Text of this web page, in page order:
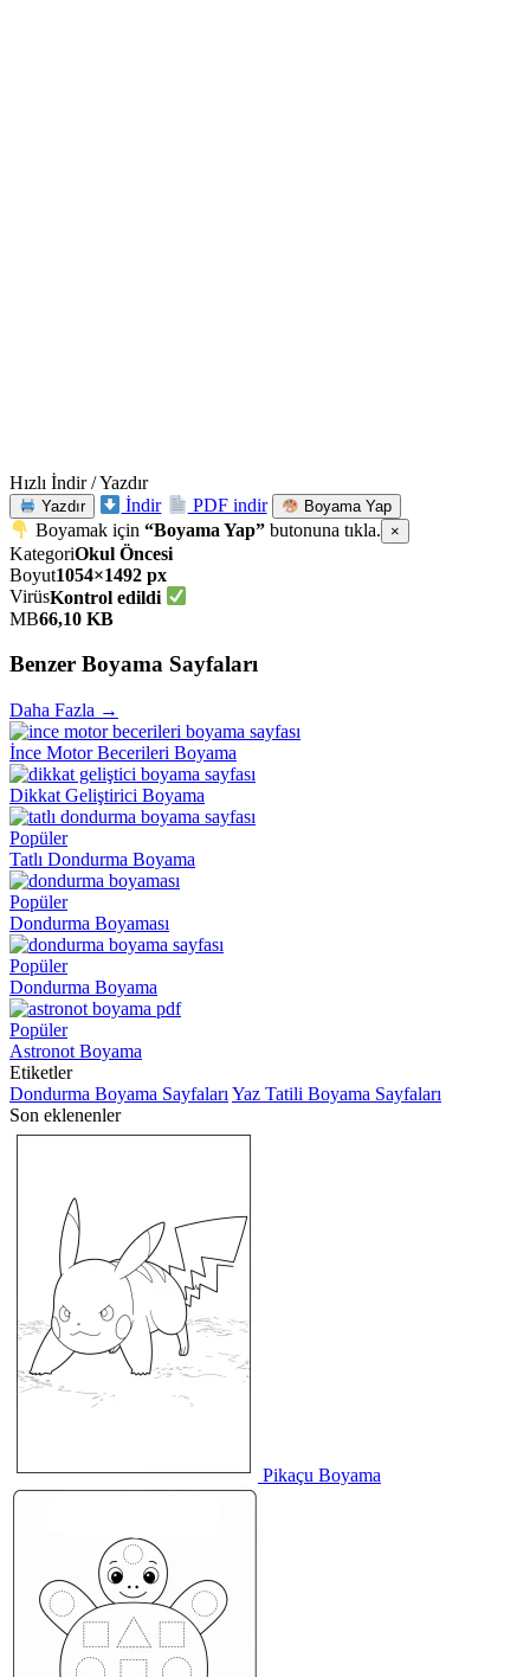
Hızlı İndir / Yazdır
Yazdır İndir PDF indir Boyama Yap
Boyamak için“Boyama Yap” butonuna tıkla. ×
KategoriOkul Öncesi
Boyut1054×1492 px
VirüsKontrol edildi
MB66,10 KB
Benzer Boyama Sayfaları
Daha Fazla →
İnce Motor Becerileri Boyama
Dikkat Geliştirici Boyama
Popüler
Tatlı Dondurma Boyama
Popüler
Dondurma Boyaması
Popüler
Dondurma Boyama
Popüler
Astronot Boyama
Etiketler
Dondurma Boyama Sayfaları Yaz Tatili Boyama Sayfaları
Son eklenenler
Pikaçu Boyama